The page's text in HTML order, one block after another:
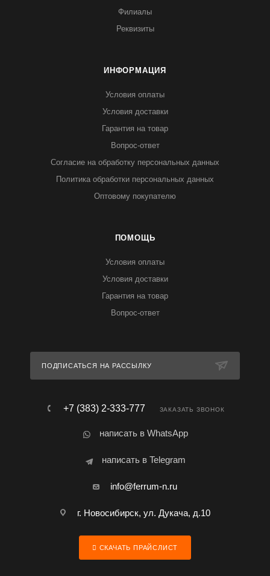
Филиалы
Реквизиты
ИНФОРМАЦИЯ
Условия оплаты
Условия доставки
Гарантия на товар
Вопрос-ответ
Согласие на обработку персональных данных
Политика обработки персональных данных
Оптовому покупателю
ПОМОЩЬ
Условия оплаты
Условия доставки
Гарантия на товар
Вопрос-ответ
ПОДПИСАТЬСЯ НА РАССЫЛКУ
+7 (383) 2-333-777 ЗАКАЗАТЬ ЗВОНОК
написать в WhatsApp
написать в Telegram
info@ferrum-n.ru
г. Новосибирск, ул. Дукача, д.10
СКАЧАТЬ ПРАЙСЛИСТ